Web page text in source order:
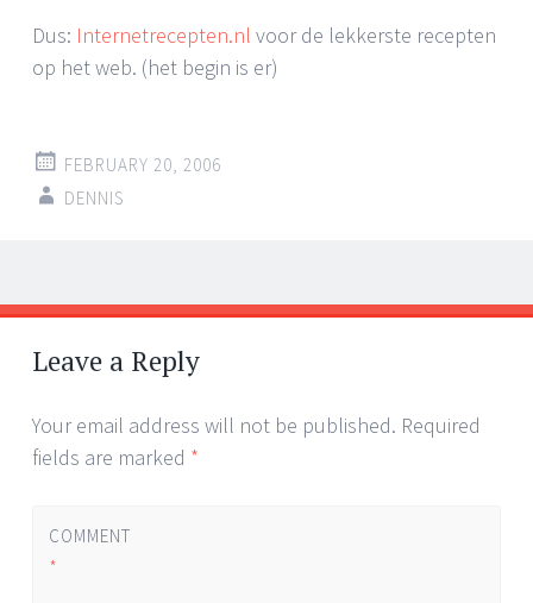
Dus: Internetrecepten.nl voor de lekkerste recepten
op het web. (het begin is er)
FEBRUARY 20, 2006
DENNIS
Post
navigation
←
→
Leave a Reply
Your email address will not be published. Required
fields are marked *
COMMENT
*